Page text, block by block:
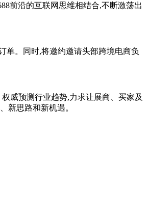
前沿的互联网思维相结合,不断激荡出
单。同时,将邀约邀请头部跨境电商负
威预测行业趋势,力求让展商、买家及
新思路和新机遇。